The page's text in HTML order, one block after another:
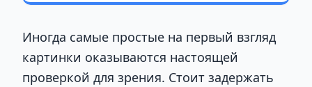
Иногда самые простые на первый взгляд
картинки оказываются настоящей
проверкой для зрения. Стоит задержать